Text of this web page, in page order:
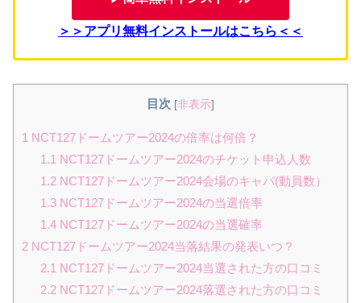
＞＞アプリ無料インストールはこちら＜＜
目次 [非表示]
1 NCT127ドームツアー2024の倍率は何倍？
1.1 NCT127ドームツアー2024のチケット申込人数
1.2NCT127ドームツアー2024会場のキャパ(動員数）
1.3NCT127ドームツアー2024の当選倍率
1.4NCT127ドームツアー2024の当選確率
2 NCT127ドームツアー2024当落結果の発表いつ？
2.1 NCT127ドームツアー2024当選された方の口コミ
2.2NCT127ドームツアー2024落選された方の口コミ